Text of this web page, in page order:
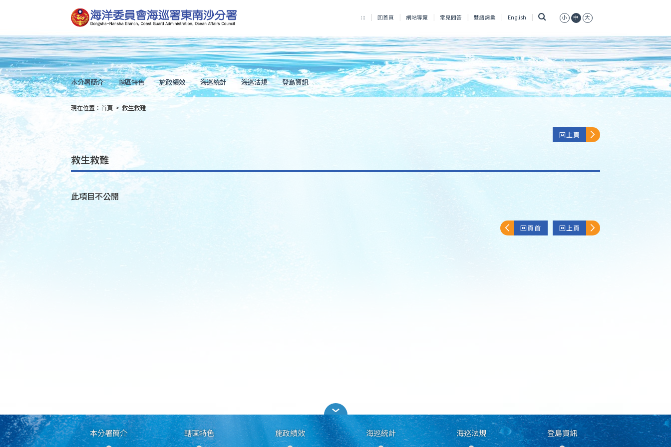
到
主
要
內
容
Skip
to
main
content
::: 回首頁 網站導覽 常見問答 雙語詞彙 English 小 中 大
本分署簡介 轄區特色 施政績效 海巡統計 海巡法規 登島資訊
::: 現在位置： 首頁 > 救生救難
回上頁
救生救難
此項目不公開
回頁首 回上頁
本分署簡介 轄區特色 施政績效 海巡統計 海巡法規 登島資訊